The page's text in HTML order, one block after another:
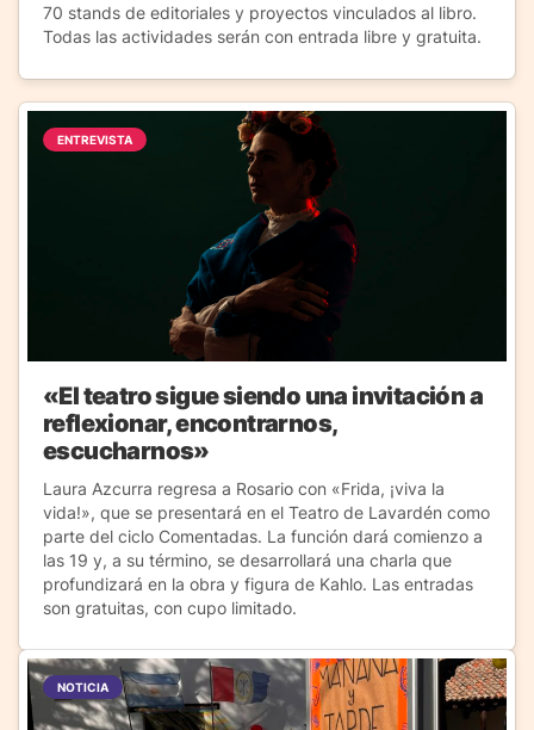
70 stands de editoriales y proyectos vinculados al libro.
Todas las actividades serán con entrada libre y gratuita.
ENTREVISTA
«El teatro sigue siendo una invitación a
reflexionar, encontrarnos,
escucharnos»
Laura Azcurra regresa a Rosario con «Frida, ¡viva la
vida!», que se presentará en el Teatro de Lavardén como
parte del ciclo Comentadas. La función dará comienzo a
las 19 y, a su término, se desarrollará una charla que
profundizará en la obra y figura de Kahlo. Las entradas
son gratuitas, con cupo limitado.
NOTICIA